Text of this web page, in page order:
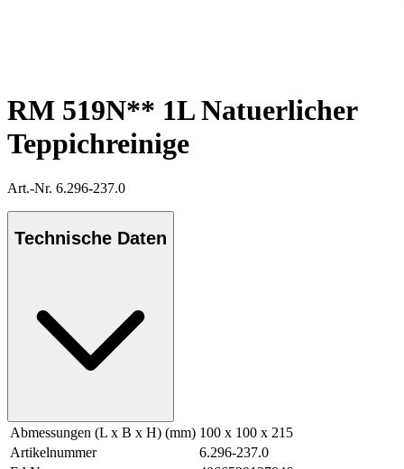
RM 519N** 1L Natuerlicher
Teppichreinige
Art.-Nr. 6.296-237.0
Technische Daten
Abmessungen (L x B x H) (mm) 100 x 100 x 215
Artikelnummer
6.296-237.0